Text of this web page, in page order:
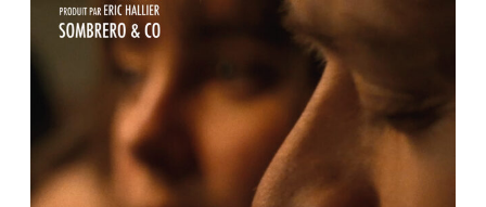
Dastum,
la
maison
des
sources